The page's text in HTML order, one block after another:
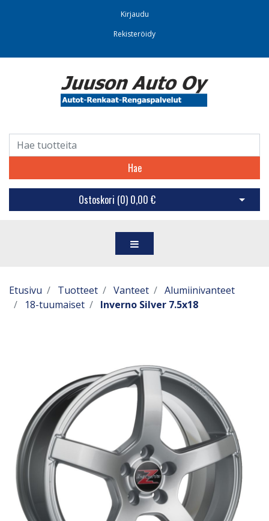
Kirjaudu
Rekisteröidy
Hae
Ostoskori (0) 0,00 € Avaa
Etusivu Tuotteet Vanteet
Alumiinivanteet
18-tuumaiset
Inverno Silver 7.5x18